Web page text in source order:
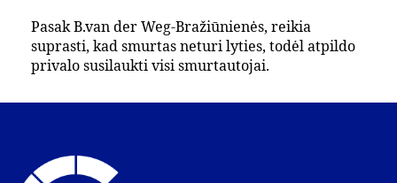
Pasak B.van der Weg-Bražiūnienės, reikia
suprasti, kad smurtas neturi lyties, todėl atpildo
privalo susilaukti visi smurtautojai.